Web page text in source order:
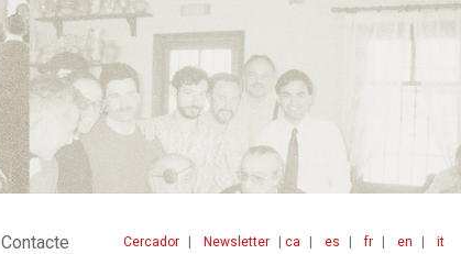
ca es fr en it
Cercador Newsletter
Contacte